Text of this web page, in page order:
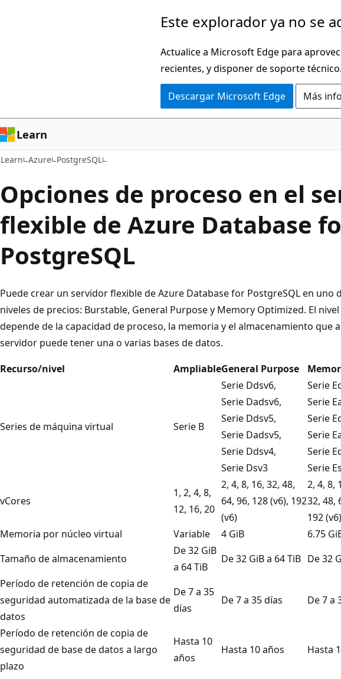
Este explorador ya no se
Actualice a Microsoft Edge para
recientes, y disponer de soporte técnico.
Descargar Microsoft Edge Más
Learn
Learn Azure PostgreSQL
Opciones de proceso en el
flexible de Azure Database
PostgreSQL
Puede crear un servidor flexible de Azure Database for PostgreSQL en uno
niveles de precios: Burstable, General Purpose y Memory Optimized. El
depende de la capacidad de proceso, la memoria y el almacenamiento que
servidor puede tener una o varias bases de datos.
Recurso/nivel
AmpliableGeneral Purpose
Series de máquina virtual Serie B
Serie Ddsv6,
Serie Dadsv6,
Serie Ddsv5,
Serie Dadsv5,
Serie Ddsv4,
Serie Dsv3
Serie
Serie
Serie
Serie
Serie
Serie
vCores
1, 2, 4, 8,
12, 16, 20
2, 4, 8, 16, 32, 48,
64, 96, 128 (v6), 192
(v6)
2, 4, 8,
32, 48,
192 (v6)
Memoria por núcleo virtual
Variable 4 GiB
6.75
Tamaño de almacenamiento
De 32 GiB
a 64 TiB
De 32 GiB a 64 TiB De 32
Período de retención de copia de
seguridad automatizada de la base de
datos
De 7 a 35
días
De 7 a 35 días De 7 a
Período de retención de copia de
seguridad de base de datos a largo
plazo
Hasta 10
años
Hasta 10 años Hasta